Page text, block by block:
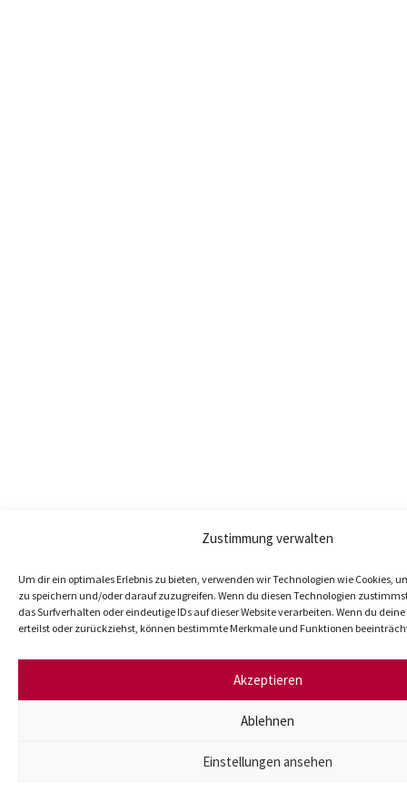
Zustimmung verwalten
Um dir ein optimales Erlebnis zu bieten, verwenden wir Technologien wie Cookies,
zu speichern und/oder darauf zuzugreifen. Wenn du diesen Technologien
das Surfverhalten oder eindeutige IDs auf dieser Website verarbeiten. Wenn du
erteilst oder zurückziehst, können bestimmte Merkmale und Funktionen
Akzeptieren
Ablehnen
Einstellungen ansehen